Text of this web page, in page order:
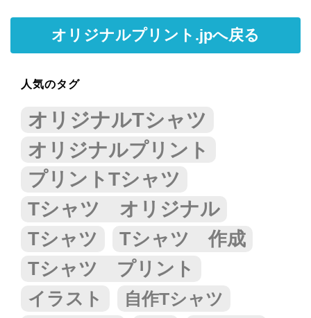
オリジナルプリント.jpへ戻る
人気のタグ
オリジナルTシャツ
オリジナルプリント
プリントTシャツ
Tシャツ オリジナル
Tシャツ
Tシャツ 作成
Tシャツ プリント
イラスト 自作Tシャツ